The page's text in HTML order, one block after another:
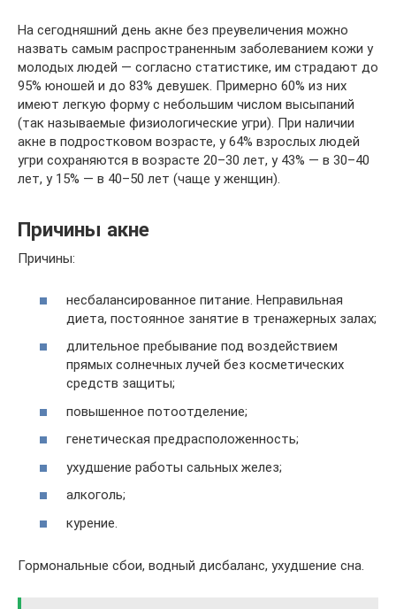
На сегодняшний день акне без преувеличения можно
назвать самым распространенным заболеванием кожи у
молодых людей — согласно статистике, им страдают до
95% юношей и до 83% девушек. Примерно 60% из них
имеют легкую форму с небольшим числом высыпаний
(так называемые физиологические угри). При наличии
акне в подростковом возрасте, у 64% взрослых людей
угри сохраняются в возрасте 20–30 лет, у 43% — в 30–40
лет, у 15% — в 40–50 лет (чаще у женщин).
Причины акне
Причины:
несбалансированное питание. Неправильная
диета, постоянное занятие в тренажерных залах;
длительное пребывание под воздействием
прямых солнечных лучей без косметических
средств защиты;
повышенное потоотделение;
генетическая предрасположенность;
ухудшение работы сальных желез;
алкоголь;
курение.
Гормональные сбои, водный дисбаланс, ухудшение сна.